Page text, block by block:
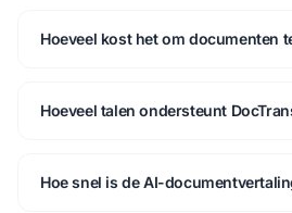
Hoeveel kost het om documenten
Hoeveel talen ondersteunt
Hoe snel is de AI-